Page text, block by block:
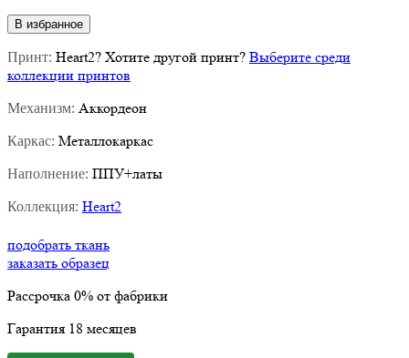
В избранное
Принт: Heart2? Хотите другой принт? Выберите среди
коллекции принтов
Механизм: Аккордеон
Каркас: Металлокаркас
Наполнение: ППУ+латы
Коллекция: Heart2
подобрать ткань
заказать образец
Рассрочка 0% от фабрики
Гарантия 18 месяцев